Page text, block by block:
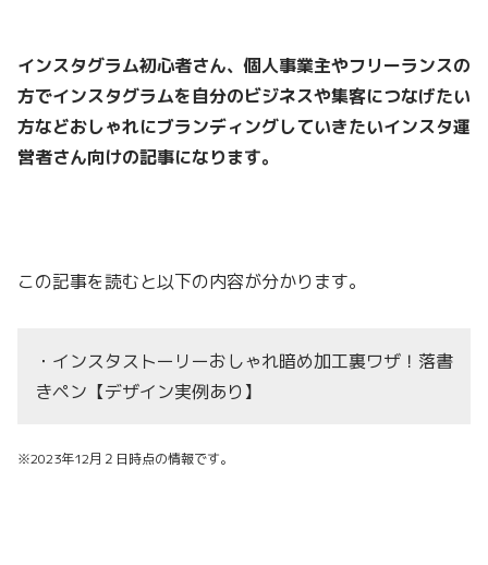
インスタグラム初心者さん、個人事業主やフリーランスの
方でインスタグラムを自分のビジネスや集客につなげたい
方などおしゃれにブランディングしていきたいインスタ運
営者さん向けの記事になります。
この記事を読むと以下の内容が分かります。
・インスタストーリーおしゃれ暗め加工裏ワザ！落書
きペン【デザイン実例あり】
※2023年12月２日時点の情報です。